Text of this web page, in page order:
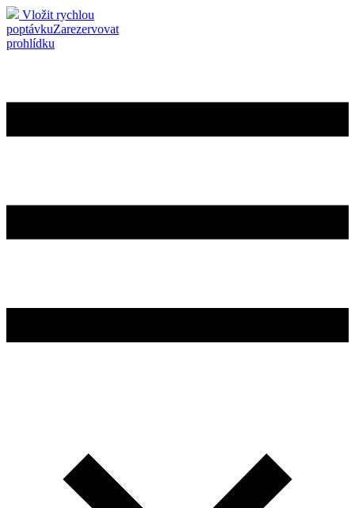
Vložit rychlou
poptávkuZarezervovat
prohlídku